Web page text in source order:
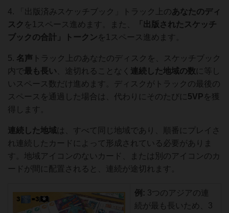
4. 「出版済みスケッチブック」トラック上のあなたのディ
スク を1スペース進めます。また、
「出版されたスケッチ
ブックの合計」
トークン を1スペース進めます。
5. 名声 トラック上のあなたのディスクを、スケッチブック
内で 最も長い 、途切れることなく 連続した地域の数に等し
いスペース数だけ進めます。ディスクがトラックの最後の
スペースを通過した場合は、代わりにそのたびに 5VP を獲
得します。
連続した地域は、すべて同じ地域であり、順番にプレイさ
れ連続したカードによって形成されている必要がありま
す。地域アイコンのないカード、または別のアイコンのカ
ードが間に配置されると、連続が途切れます。
例: 3つのアジアの連
続が最も長いため、3